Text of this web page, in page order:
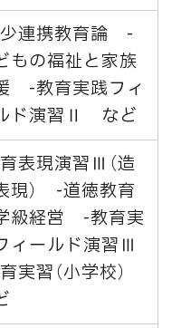
連携教育論 -
もの福祉と家族
-教育実践フィ
ド演習Ⅱ など
表現演習Ⅲ（造
現） -道徳教育
級経営 -教育実
ィールド演習Ⅲ
実習（小学校）